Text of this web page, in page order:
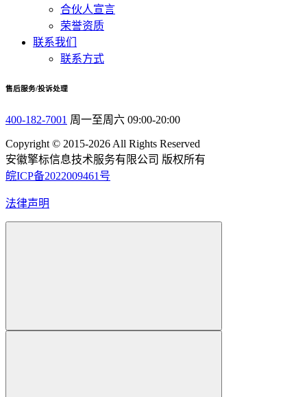
合伙人宣言
荣誉资质
联系我们
联系方式
售后服务/投诉处理
400-182-7001 周一至周六 09:00-20:00
Copyright © 2015-2026 All Rights Reserved
安徽擎标信息技术服务有限公司 版权所有
皖ICP备2022009461号
法律声明